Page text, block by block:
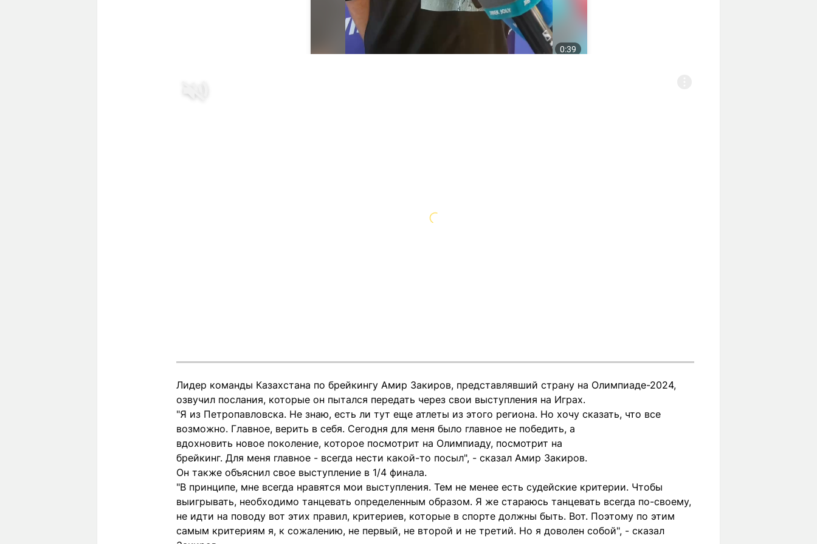
Лидер команды Казахстана по брейкингу Амир Закиров, представлявший страну на Олимпиаде-2024,
озвучил послания, которые он пытался передать через свои выступления на Играх.
"Я из Петропавловска. Не знаю, есть ли тут еще атлеты из этого региона. Но хочу сказать, что все
возможно. Главное, верить в себя. Сегодня для меня было главное не победить, а
вдохновить новое поколение, которое посмотрит на Олимпиаду, посмотрит на
брейкинг. Для меня главное - всегда нести какой-то посыл", - сказал Амир Закиров.
Он также объяснил свое выступление в 1/4 финала.
"В принципе, мне всегда нравятся мои выступления. Тем не менее есть судейские критерии. Чтобы
выигрывать, необходимо танцевать определенным образом. Я же стараюсь танцевать всегда по-своему,
не идти на поводу вот этих правил, критериев, которые в спорте должны быть. Вот. Поэтому по этим
самым критериям я, к сожалению, не первый, не второй и не третий. Но я доволен собой", - сказал